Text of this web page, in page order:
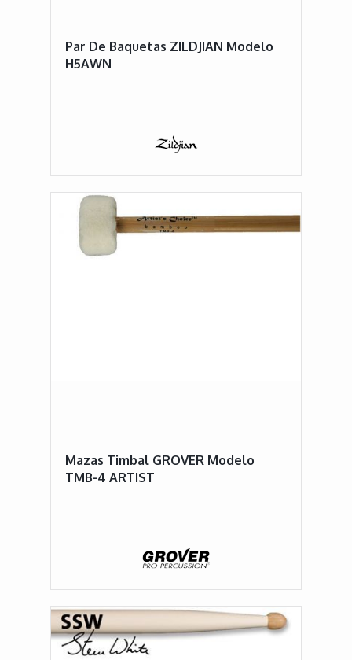
Par De Baquetas ZILDJIAN Modelo
H5AWN
Mazas Timbal GROVER Modelo
TMB-4 ARTIST